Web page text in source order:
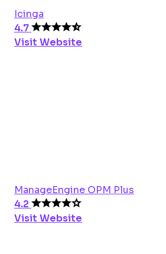
Icinga
4.7
Visit Website
ManageEngine OPM Plus
4.2
Visit Website